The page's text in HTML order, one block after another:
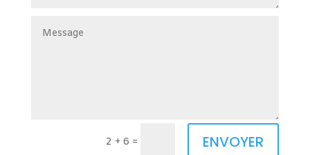
2 + 6 = ENVOYER